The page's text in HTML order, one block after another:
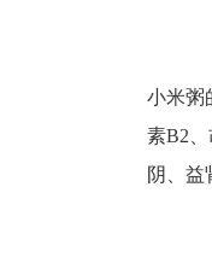
小米粥
素B2
阴、益